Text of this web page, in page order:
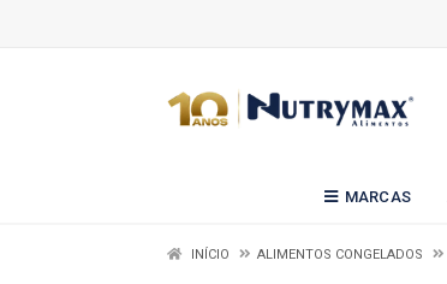
MARCAS
INÍCIO ALIMENTOS CONGELADOS